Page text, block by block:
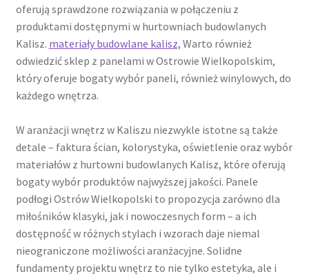
oferują sprawdzone rozwiązania w połączeniu z
produktami dostępnymi w hurtowniach budowlanych
Kalisz. materiały budowlane kalisz, Warto również
odwiedzić sklep z panelami w Ostrowie Wielkopolskim,
który oferuje bogaty wybór paneli, również winylowych, do
każdego wnętrza.
W aranżacji wnętrz w Kaliszu niezwykle istotne są także
detale – faktura ścian, kolorystyka, oświetlenie oraz wybór
materiałów z hurtowni budowlanych Kalisz, które oferują
bogaty wybór produktów najwyższej jakości. Panele
podłogi Ostrów Wielkopolski to propozycja zarówno dla
miłośników klasyki, jak i nowoczesnych form – a ich
dostępność w różnych stylach i wzorach daje niemal
nieograniczone możliwości aranżacyjne. Solidne
fundamenty projektu wnętrz to nie tylko estetyka, ale i